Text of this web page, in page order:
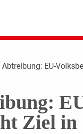
Abtreibung: EU-
Ziel in